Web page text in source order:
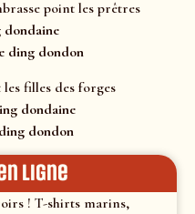
point les prêtres
dondaine
ding dondon
les filles des forges
dondaine
dondon
ligne
! T-shirts marins,